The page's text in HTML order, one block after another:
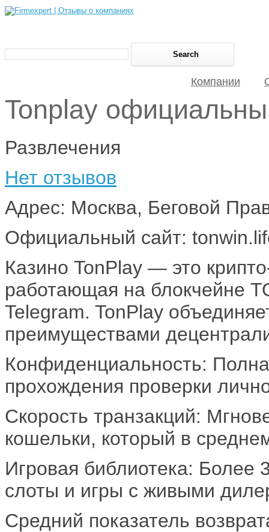
Компании
Tonplay
Развлечения
Нет отзывов
Адрес: Москва, Беговой
Официальный сайт:
Казино TonPlay — это
работающая на блокчейне
Telegram. TonPlay
преимуществами
Конфиденциальность:
прохождения проверки
Скорость транзакций:
кошельки, который в
Игровая библиотека: Более
слоты и игры с живыми
Средний показатель